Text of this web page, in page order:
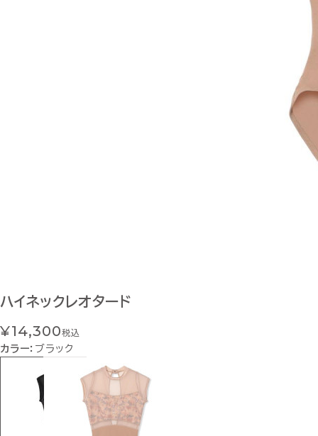
ハイネックレオタード
¥14,300税込
カラー： ブラック